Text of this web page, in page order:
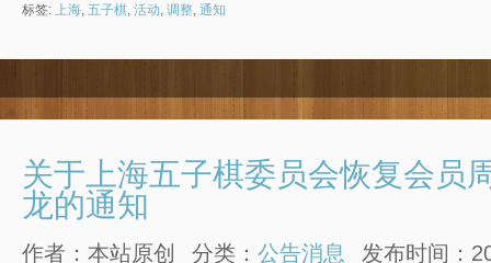
标签: 上海 五子棋 活动 调整 通知
关于上海五子棋委员会恢复会员
龙的通知
作者：本站原创 分类： 公告消息 发布时间：